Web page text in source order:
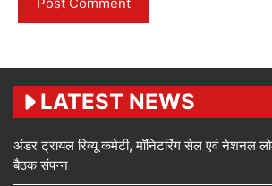
LATEST NEWS
अंडर ट्रायल रिव्यू कमेटी, मॉनिटरिंग सेल एवं नेशनल
बैठक संपन्न